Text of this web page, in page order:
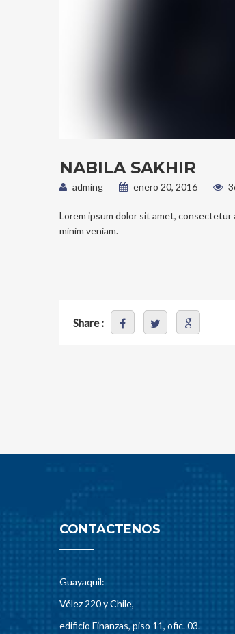
NABILA SAKHIR
adming enero 20, 2016
Lorem ipsum dolor sit amet,
minim veniam.
Share :
CONTACTENOS
Guayaquil:
Vélez 220 y Chile,
edificio Finanzas, piso 11, ofic. 03.